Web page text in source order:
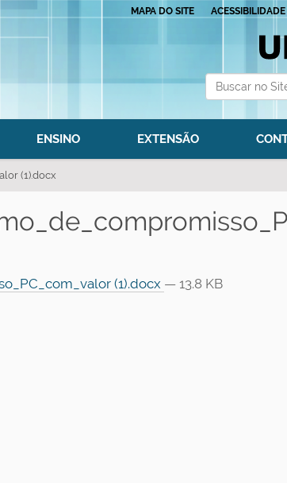
MAPA DO SITE ACESSIBILIDADE
ENSINO EXTENSÃO
(1).docx
(1).docx — 13.8 KB